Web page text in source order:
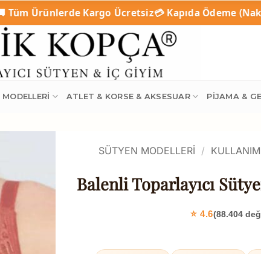
Kargo Ücretsiz💳 Kapıda Ödeme (Nakit / Kredi Kartı)
ATLET & KORSE & AKSESUAR PIJAMA &
SÜTYEN MODELLERI /
Balenli Toparlayıcı
⭐ 4.6(88.404